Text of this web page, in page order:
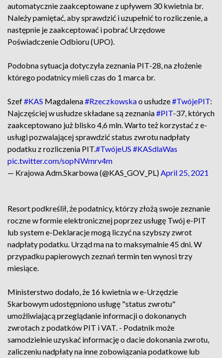
automatycznie zaakceptowane z upływem 30 kwietnia br.
Należy pamiętać, aby sprawdzić i uzupełnić to rozliczenie, a
następnie je zaakceptować i pobrać Urzędowe
Poświadczenie Odbioru (UPO).
Podobna sytuacja dotyczyła zeznania PIT-28, na złożenie
którego podatnicy mieli czas do 1 marca br.
Szef#KAS Magdalena#Rzeczkowskao usłudze#TwójePIT:
Najczęściej w usłudze składane są zeznania#PIT-37, których
zaakceptowano już blisko 4,6 mln. Warto też korzystać z e-
usługi pozwalającej sprawdzić status zwrotu nadpłaty
podatku z rozliczenia PIT.#TwójeUS #KASdlaWas
pic.twitter.com/sopNWmrv4m
— Krajowa Adm.Skarbowa (@KAS_GOV_PL)April 25, 2021
Resort podkreślił, że podatnicy, którzy złożą swoje zeznanie
roczne w formie elektronicznej poprzez usługę Twój e-PIT
lub system e-Deklaracje mogą liczyć na szybszy zwrot
nadpłaty podatku. Urząd ma na to maksymalnie 45 dni. W
przypadku papierowych zeznań termin ten wynosi trzy
miesiące.
Ministerstwo dodało, że 16 kwietnia w e-Urzędzie
Skarbowym udostępniono usługę "status zwrotu"
umożliwiającą przeglądanie informacji o dokonanych
zwrotach z podatków PIT i VAT. - Podatnik może
samodzielnie uzyskać informację o dacie dokonania zwrotu,
zaliczeniu nadpłaty na inne zobowiązania podatkowe lub